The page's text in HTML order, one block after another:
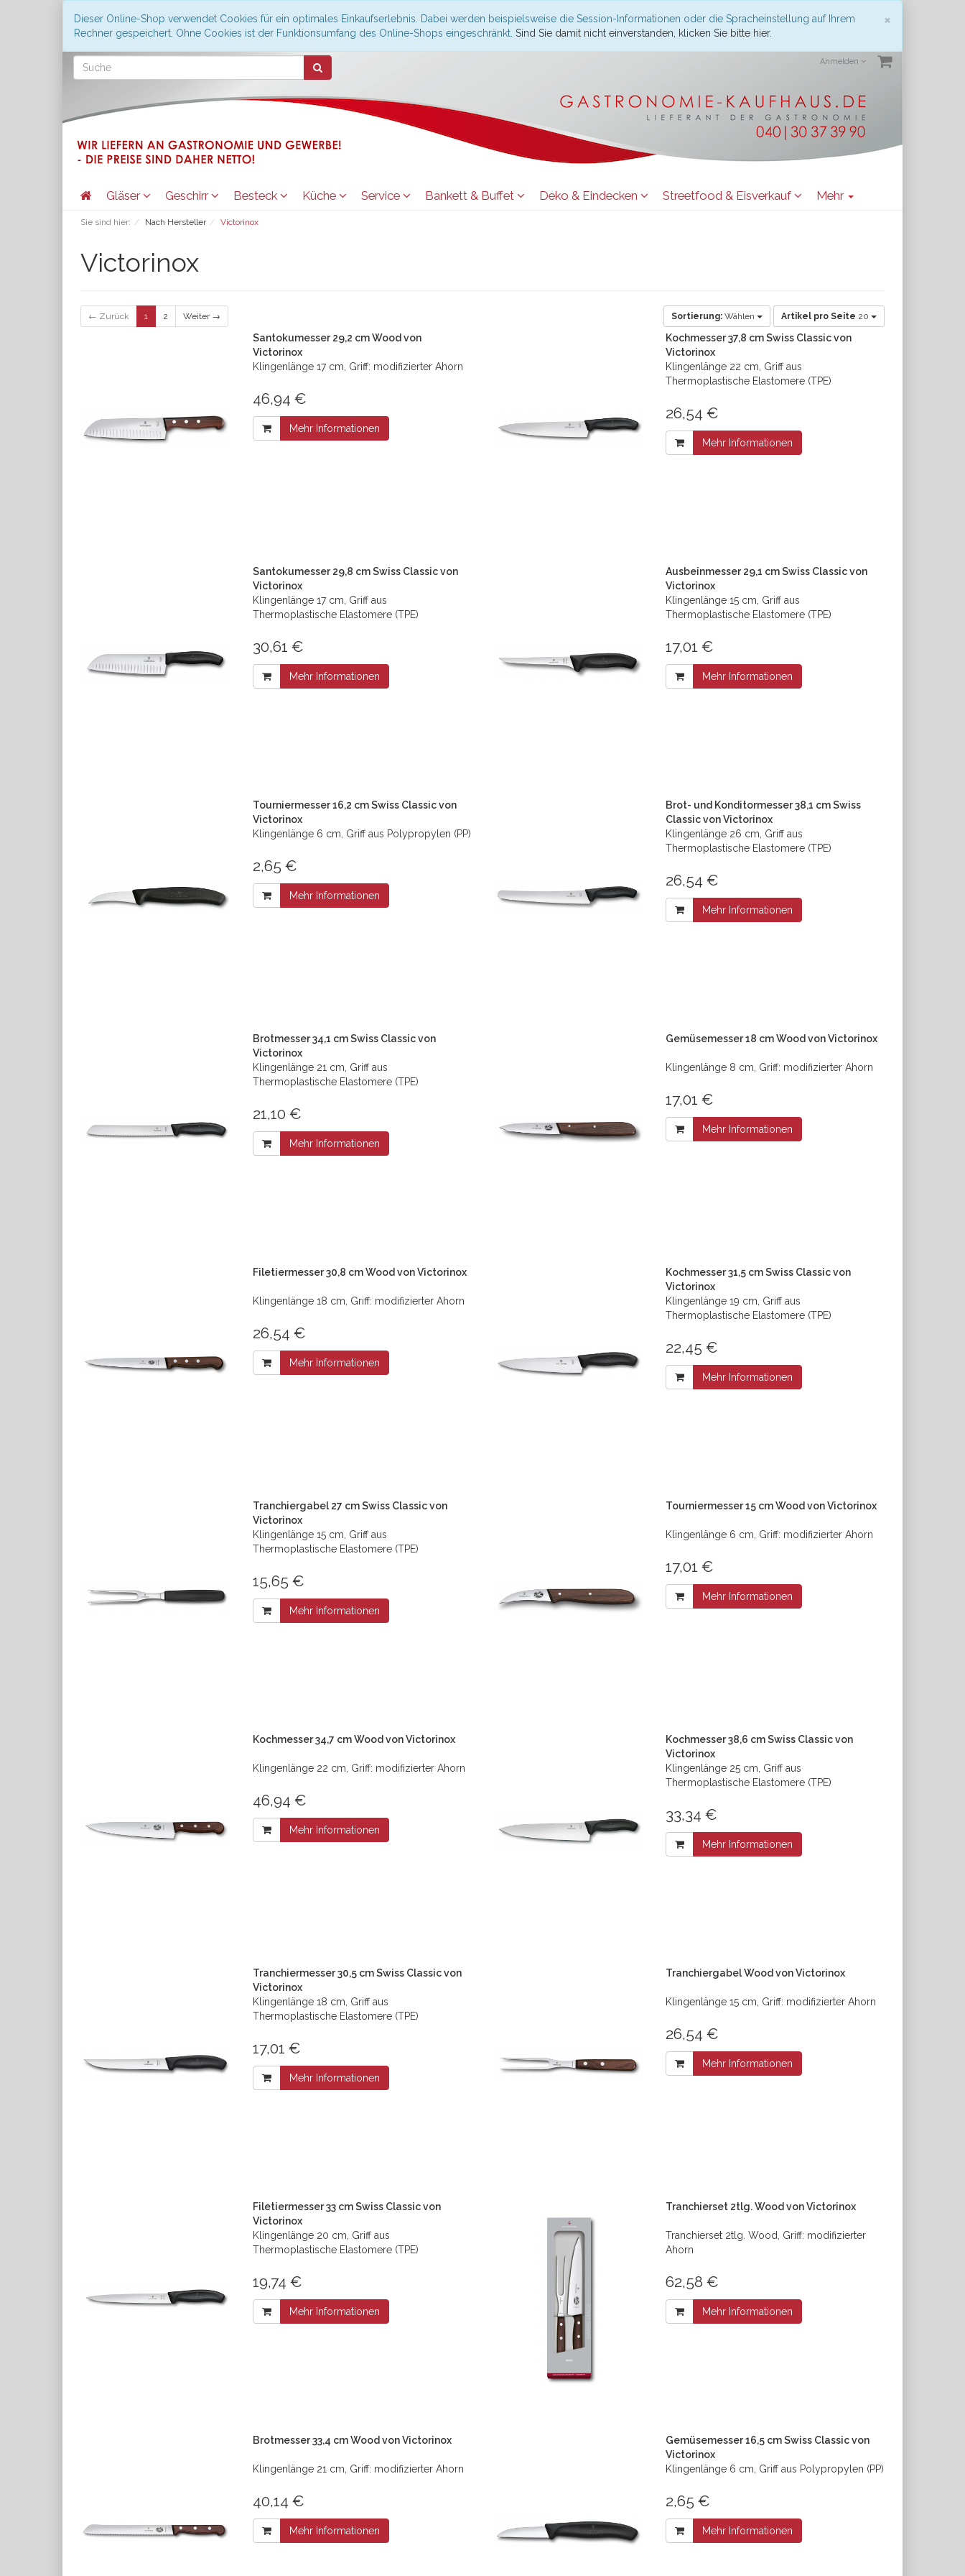
×
Dieser Online-Shop verwendet Cookies für ein optimales Einkaufserlebnis. Dabei werden beispielsweise die Session-Informationen oder die Spracheinstellung auf Ihrem
Rechner gespeichert. Ohne Cookies ist der Funktionsumfang des Online-Shops eingeschränkt. Sind Sie damit nicht einverstanden, klicken Sie bitte hier.
Anmelden
Gläser Geschirr Besteck Küche Service Bankett & Buffet Deko & Eindecken Streetfood & Eisverkauf Mehr
Sie sind hier: Nach Hersteller Victorinox
Victorinox
← Zurück 1 2 Weiter → Sortierung: Wählen Artikel pro Seite 20
Santokumesser 29,2 cm Wood von
Victorinox
Klingenlänge 17 cm, Griff: modifizierter Ahorn
46,94 €
Mehr Informationen
Kochmesser 37,8 cm Swiss Classic von
Victorinox
Klingenlänge 22 cm, Griff aus
Thermoplastische Elastomere (TPE)
26,54 €
Mehr Informationen
Santokumesser 29,8 cm Swiss Classic von
Victorinox
Klingenlänge 17 cm, Griff aus
Thermoplastische Elastomere (TPE)
30,61 €
Mehr Informationen
Ausbeinmesser 29,1 cm Swiss Classic von
Victorinox
Klingenlänge 15 cm, Griff aus
Thermoplastische Elastomere (TPE)
17,01 €
Mehr Informationen
Tourniermesser 16,2 cm Swiss Classic von
Victorinox
Klingenlänge 6 cm, Griff aus Polypropylen (PP)
2,65 €
Mehr Informationen
Brot- und Konditormesser 38,1 cm Swiss
Classic von Victorinox
Klingenlänge 26 cm, Griff aus
Thermoplastische Elastomere (TPE)
26,54 €
Mehr Informationen
Brotmesser 34,1 cm Swiss Classic von
Victorinox
Klingenlänge 21 cm, Griff aus
Thermoplastische Elastomere (TPE)
21,10 €
Mehr Informationen
Gemüsemesser 18 cm Wood von Victorinox
Klingenlänge 8 cm, Griff: modifizierter Ahorn
17,01 €
Mehr Informationen
Filetiermesser 30,8 cm Wood von Victorinox
Klingenlänge 18 cm, Griff: modifizierter Ahorn
26,54 €
Mehr Informationen
Kochmesser 31,5 cm Swiss Classic von
Victorinox
Klingenlänge 19 cm, Griff aus
Thermoplastische Elastomere (TPE)
22,45 €
Mehr Informationen
Tranchiergabel 27 cm Swiss Classic von
Victorinox
Klingenlänge 15 cm, Griff aus
Thermoplastische Elastomere (TPE)
15,65 €
Mehr Informationen
Tourniermesser 15 cm Wood von Victorinox
Klingenlänge 6 cm, Griff: modifizierter Ahorn
17,01 €
Mehr Informationen
Kochmesser 34,7 cm Wood von Victorinox
Klingenlänge 22 cm, Griff: modifizierter Ahorn
46,94 €
Mehr Informationen
Kochmesser 38,6 cm Swiss Classic von
Victorinox
Klingenlänge 25 cm, Griff aus
Thermoplastische Elastomere (TPE)
33,34 €
Mehr Informationen
Tranchiermesser 30,5 cm Swiss Classic von
Victorinox
Klingenlänge 18 cm, Griff aus
Thermoplastische Elastomere (TPE)
17,01 €
Mehr Informationen
Tranchiergabel Wood von Victorinox
Klingenlänge 15 cm, Griff: modifizierter Ahorn
26,54 €
Mehr Informationen
Filetiermesser 33 cm Swiss Classic von
Victorinox
Klingenlänge 20 cm, Griff aus
Thermoplastische Elastomere (TPE)
19,74 €
Mehr Informationen
Tranchierset 2tlg. Wood von Victorinox
Tranchierset 2tlg. Wood, Griff: modifizierter
Ahorn
62,58 €
Mehr Informationen
Brotmesser 33,4 cm Wood von Victorinox
Klingenlänge 21 cm, Griff: modifizierter Ahorn
40,14 €
Mehr Informationen
Gemüsemesser 16,5 cm Swiss Classic von
Victorinox
Klingenlänge 6 cm, Griff aus Polypropylen (PP)
2,65 €
Mehr Informationen